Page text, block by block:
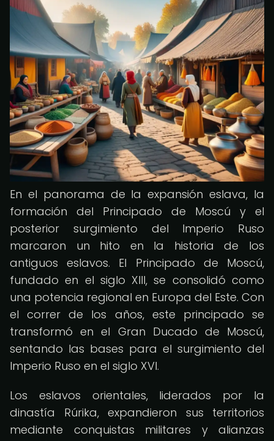
En el panorama de la expansión eslava, la
formación del Principado de Moscú y el
posterior surgimiento del Imperio Ruso
marcaron un hito en la historia de los
antiguos eslavos. El Principado de Moscú,
fundado en el siglo XIII, se consolidó como
una potencia regional en Europa del Este. Con
el correr de los años, este principado se
transformó en el Gran Ducado de Moscú,
sentando las bases para el surgimiento del
Imperio Ruso en el siglo XVI.
Los eslavos orientales, liderados por la
dinastía Rúrika, expandieron sus territorios
mediante conquistas militares y alianzas